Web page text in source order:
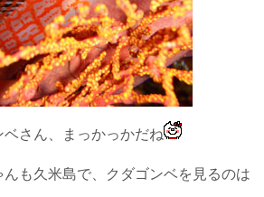
さん、まっかっかだね
も久米島で、クダゴンベを見るのは